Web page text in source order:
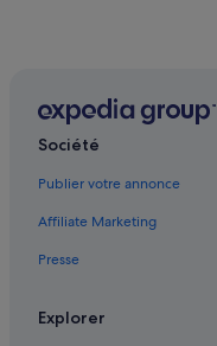
Société
Publier votre annonce
Affiliate Marketing
Presse
Explorer